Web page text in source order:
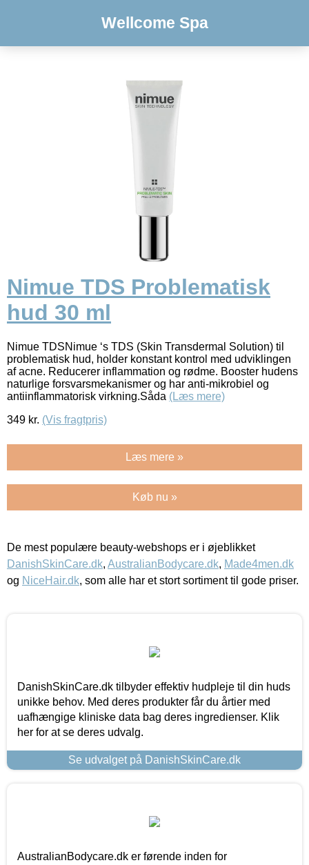
Wellcome Spa
Nimue TDS Problematisk
hud 30 ml
Nimue TDSNimue ‘s TDS (Skin Transdermal Solution) til
problematisk hud, holder konstant kontrol med udviklingen
af acne. Reducerer inflammation og rødme. Booster hudens
naturlige forsvarsmekanismer og har anti-mikrobiel og
antiinflammatorisk virkning.Såda (Læs mere)
349 kr. (Vis fragtpris)
Læs mere »
Køb nu »
De mest populære beauty-webshops er i øjeblikket
DanishSkinCare.dk, AustralianBodycare.dk, Made4men.dk
og NiceHair.dk, som alle har et stort sortiment til gode priser.
DanishSkinCare.dk tilbyder effektiv hudpleje til din huds
unikke behov. Med deres produkter får du årtier med
uafhængige kliniske data bag deres ingredienser. Klik
her for at se deres udvalg.
Se udvalget på DanishSkinCare.dk
AustralianBodycare.dk er førende inden for